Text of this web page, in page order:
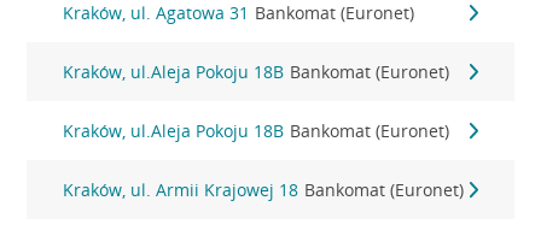
Kraków, ul. Agatowa 31 Bankomat (Euronet)
Kraków, ul.Aleja Pokoju 18B Bankomat (Euronet)
Kraków, ul.Aleja Pokoju 18B Bankomat (Euronet)
Kraków, ul. Armii Krajowej 18 Bankomat (Euronet)